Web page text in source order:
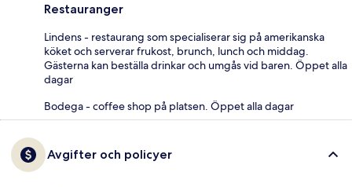
Restauranger
Lindens - restaurang som specialiserar sig på amerikanska
köket och serverar frukost, brunch, lunch och middag.
Gästerna kan beställa drinkar och umgås vid baren. Öppet alla
dagar
Bodega - coffee shop på platsen. Öppet alla dagar
Avgifter och policyer